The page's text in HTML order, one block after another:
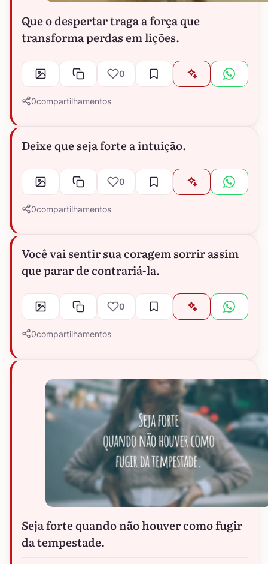
Que o despertar traga a força que
transforma perdas em lições.
0
0compartilhamentos
Deixe que seja forte a intuição.
0
0compartilhamentos
Você vai sentir sua coragem sorrir assim
que parar de contrariá-la.
0
0compartilhamentos
Seja forte quando não houver como fugir
da tempestade.